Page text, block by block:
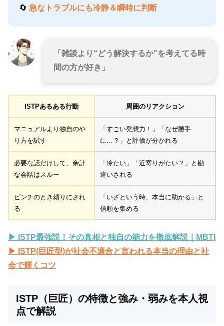
🔄急なトラブルにも冷静＆瞬時に判断
「雑談より“どう解決するか”を考えてる時
間の方が好き」
ISTPあるある行動 周囲のリアクション
マニュアルより独自のや
り方を試す
「すごい発想力！」「なぜ勝手
に…？」と評価が分かれる
必要な話だけして、余計
な会話はスルー
「冷たい」「近寄りがたい？」と勘
違いされる
ピンチのとき頼りにされ
る
「いざという時、本当に助かる」と
信頼を集める
▶ ISTP最強説！その真相と独自の能力を徹底解説｜MBTI
▶ ISTP(巨匠型)が社会不適合と言われる本当の理由と社
会で輝くコツ
ISTP（巨匠）の特徴と強み・弱みを本人視
点で解説